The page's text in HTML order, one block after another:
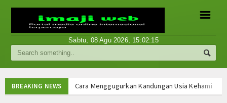
Berita
Internasional
☰
Sabtu, 08 Agu 2026, 15:02:15
BREAKING NEWS
Cara Menggugurkan Kandungan Usia Kehamilan